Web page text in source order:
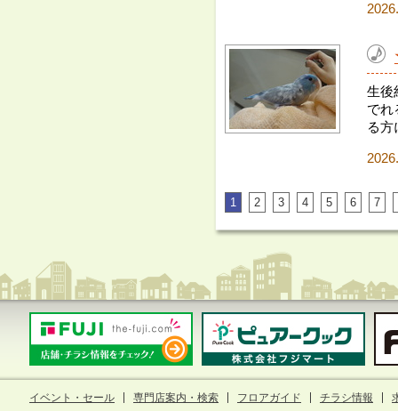
生後
でれ
る方
1 2 3 4 5 6 7
イベント・セール 専門店案内・検索 フロアガイド チラシ情報